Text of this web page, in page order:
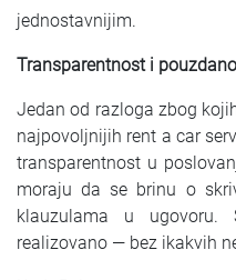
jednostavnijim.
Transparentnost i
Jedan od razloga zbog
najpovoljnijih rent a car
transparentnost u
moraju da se brinu o
klauzulama u
realizovano — bez ikakvih